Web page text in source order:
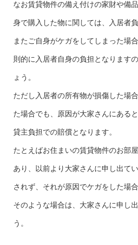
なお賃貸物件の備え付けの家財や備
身で購入した物に関しては、入居者
またご自身がケガをしてしまった場
則的に入居者自身の負担となります
ょう。
ただし入居者の所有物が損傷した場
た場合でも、原因が大家さんにある
貸主負担での賠償となります。
たとえばお住まいの賃貸物件のお部
あり、以前より大家さんに申し出て
されず、それが原因でケガをした場合
そのような場合は、大家さんに申し
う。